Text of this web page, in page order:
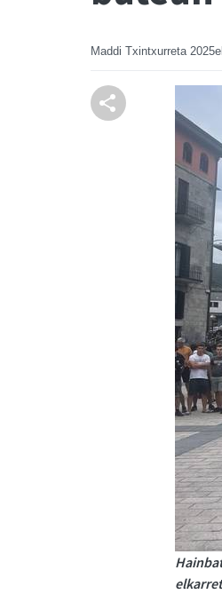
Maddi Txintxurreta